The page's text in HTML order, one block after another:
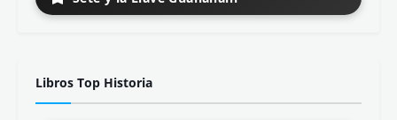
Libros Top Historia